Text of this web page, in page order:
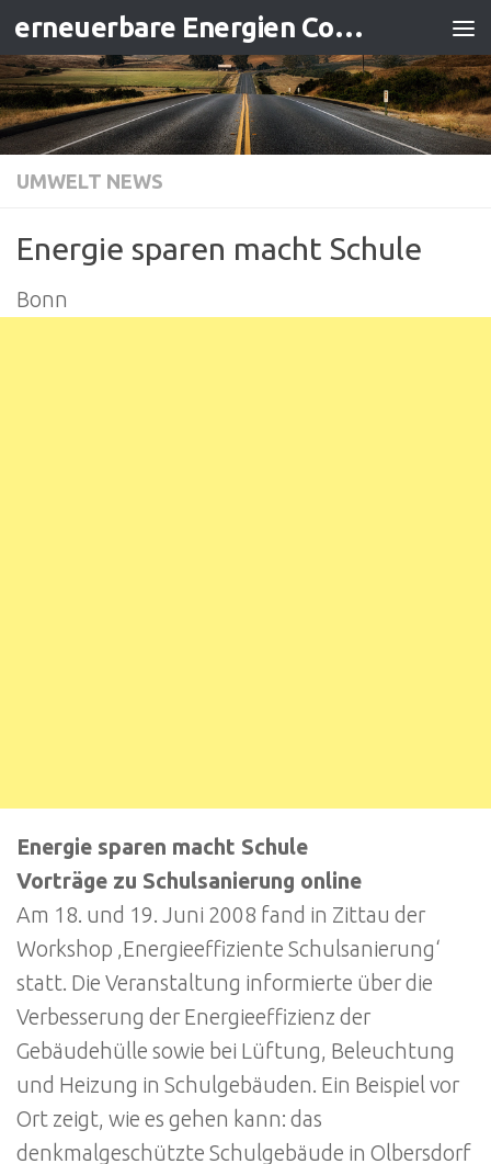
Zum Inhalt springen erneuerbare Energien Contracting
UMWELT NEWS
Energie sparen macht Schule
Bonn
Energie sparen macht Schule
Vorträge zu Schulsanierung online
Am 18. und 19. Juni 2008 fand in Zittau der
Workshop ‚Energieeffiziente Schulsanierung‘
statt. Die Veranstaltung informierte über die
Verbesserung der Energieeffizienz der
Gebäudehülle sowie bei Lüftung, Beleuchtung
und Heizung in Schulgebäuden. Ein Beispiel vor
Ort zeigt, wie es gehen kann: das
denkmalgeschützte Schulgebäude in Olbersdorf